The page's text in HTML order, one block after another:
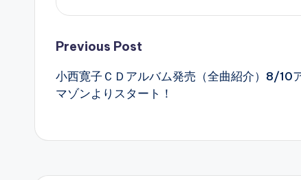
Post
navigation
Previous Post
小西寛子ＣＤアルバム発売（全曲紹介）8/10
マゾンよりスタート！